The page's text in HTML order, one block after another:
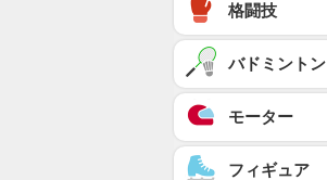
格闘技
バドミントン
モーター
フィギュア